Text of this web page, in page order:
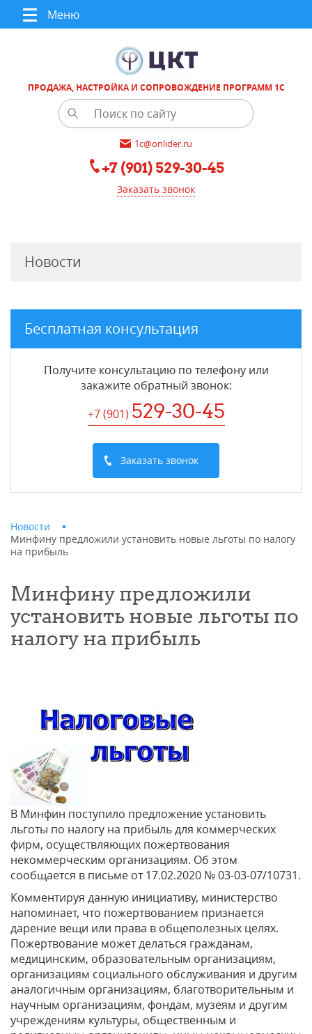
Меню
ПРОДАЖА, НАСТРОЙКА И СОПРОВОЖДЕНИЕ ПРОГРАММ 1С
1c@onlider.ru
+7 (901) 529-30-45
Заказать звонок
Новости
Бесплатная консультация
Получите консультацию по телефону или
закажите обратный звонок:
+7 (901) 529-30-45
Заказать звонок
Новости
Минфину предложили установить новые льготы по налогу
на прибыль
Минфину предложили
установить новые льготы по
налогу на прибыль
В Минфин поступило предложение установить
льготы по налогу на прибыль для коммерческих
фирм, осуществляющих пожертвования
некоммерческим организациям. Об этом
сообщается в письме от 17.02.2020 № 03-03-07/10731.
Комментируя данную инициативу, министерство
напоминает, что пожертвованием признается
дарение вещи или права в общеполезных целях.
Пожертвование может делаться гражданам,
медицинским, образовательным организациям,
организациям социального обслуживания и другим
аналогичным организациям, благотворительным и
научным организациям, фондам, музеям и другим
учреждениям культуры, общественным и